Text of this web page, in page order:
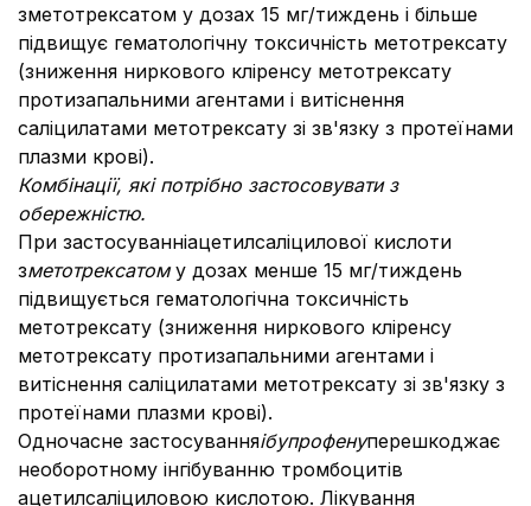
зметотрексатом у дозах 15 мг/тиждень і більше
підвищує гематологічну токсичність метотрексату
(зниження ниркового кліренсу метотрексату
протизапальними агентами і витіснення
саліцилатами метотрексату зі зв'язку з протеїнами
плазми крові).
Комбінації, які потрібно застосовувати з
обережністю.
При застосуванніацетилсаліцилової кислоти
зметотрексатому дозах менше 15 мг/тиждень
підвищується гематологічна токсичність
метотрексату (зниження ниркового кліренсу
метотрексату протизапальними агентами і
витіснення саліцилатами метотрексату зі зв'язку з
протеїнами плазми крові).
Одночасне застосуванняібупрофенуперешкоджає
необоротному інгібуванню тромбоцитів
ацетилсаліциловою кислотою. Лікування